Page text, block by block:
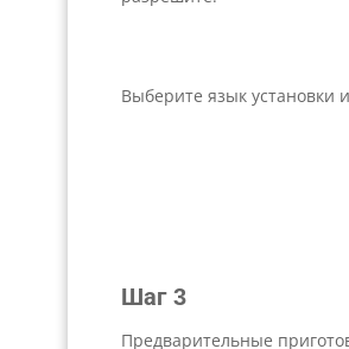
Выберите язык установки
Шаг 3
Предварительные